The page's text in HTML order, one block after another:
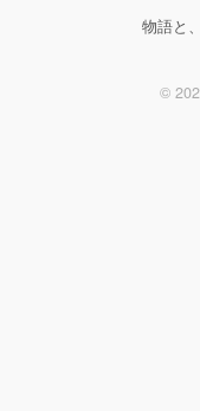
物語と
©